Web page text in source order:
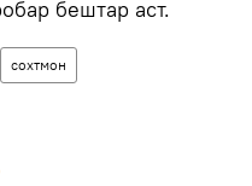
бештар аст.
сохтмон